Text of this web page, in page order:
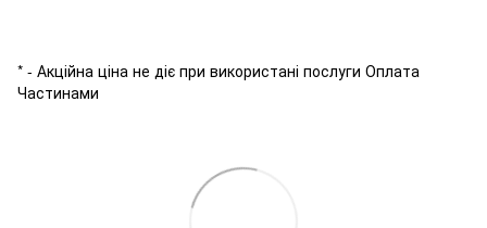
* - Акційна ціна не діє при використані послуги Оплата
Частинами